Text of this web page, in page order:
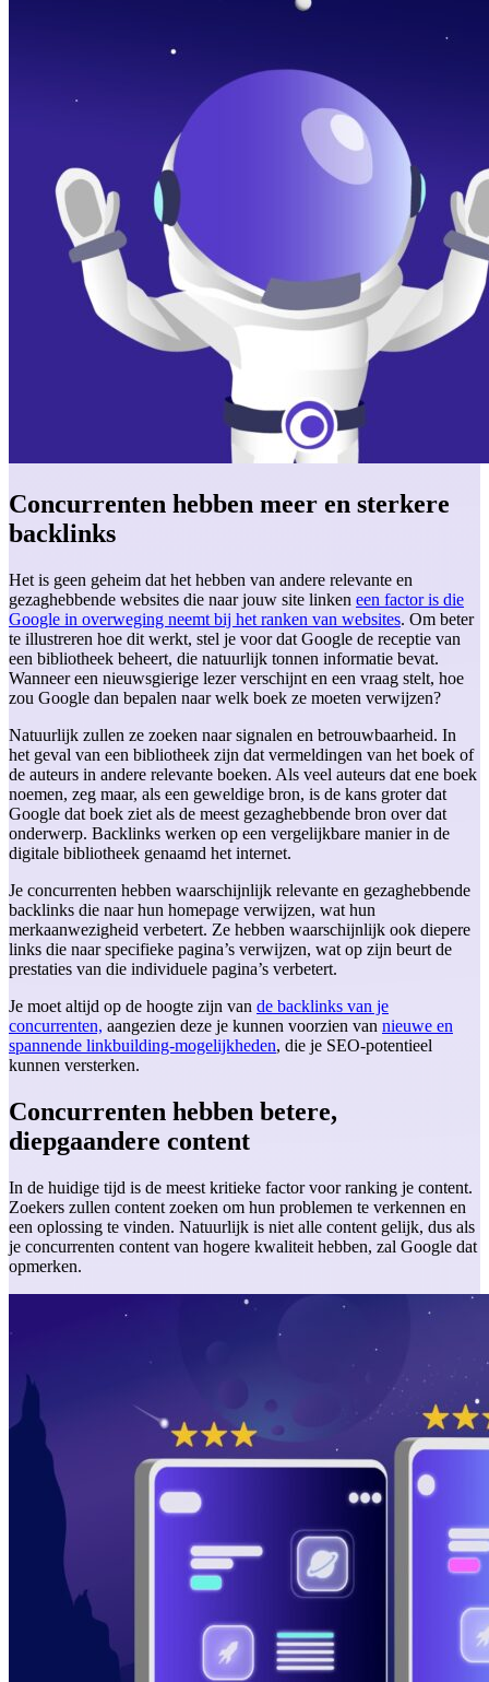
Concurrenten hebben meer en sterkere
backlinks
Het is geen geheim dat het hebben van andere relevante en
gezaghebbende websites die naar jouw site linken een factor is die
Google in overweging neemt bij het ranken van websites. Om beter
te illustreren hoe dit werkt, stel je voor dat Google de receptie van
een bibliotheek beheert, die natuurlijk tonnen informatie bevat.
Wanneer een nieuwsgierige lezer verschijnt en een vraag stelt, hoe
zou Google dan bepalen naar welk boek ze moeten verwijzen?
Natuurlijk zullen ze zoeken naar signalen en betrouwbaarheid. In
het geval van een bibliotheek zijn dat vermeldingen van het boek of
de auteurs in andere relevante boeken. Als veel auteurs dat ene boek
noemen, zeg maar, als een geweldige bron, is de kans groter dat
Google dat boek ziet als de meest gezaghebbende bron over dat
onderwerp. Backlinks werken op een vergelijkbare manier in de
digitale bibliotheek genaamd het internet.
Je concurrenten hebben waarschijnlijk relevante en gezaghebbende
backlinks die naar hun homepage verwijzen, wat hun
merkaanwezigheid verbetert. Ze hebben waarschijnlijk ook diepere
links die naar specifieke pagina’s verwijzen, wat op zijn beurt de
prestaties van die individuele pagina’s verbetert.
Je moet altijd op de hoogte zijn van de backlinks van je
concurrenten, aangezien deze je kunnen voorzien van nieuwe en
spannende linkbuilding-mogelijkheden, die je SEO-potentieel
kunnen versterken.
Concurrenten hebben betere,
diepgaandere content
In de huidige tijd is de meest kritieke factor voor ranking je content.
Zoekers zullen content zoeken om hun problemen te verkennen en
een oplossing te vinden. Natuurlijk is niet alle content gelijk, dus als
je concurrenten content van hogere kwaliteit hebben, zal Google dat
opmerken.